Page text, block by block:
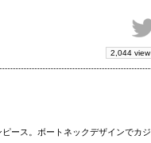
2,044 view
ース。ボートネックデザインでカジ